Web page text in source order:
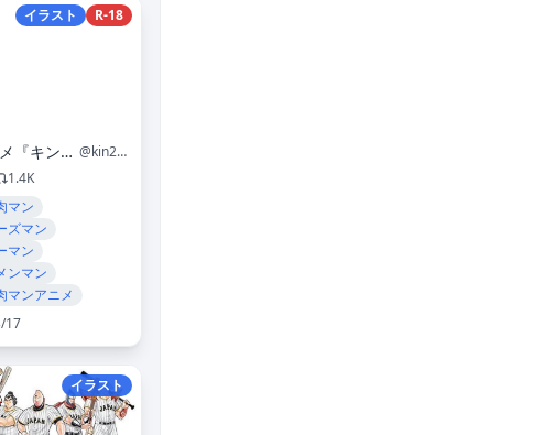
イラスト R-18
TVアニメ『キン肉マン』完璧超人始祖編 公式
@kin29man_anime
1.4K
マン
ズマン
マン
ンマン
マンアニメ
17
イラスト